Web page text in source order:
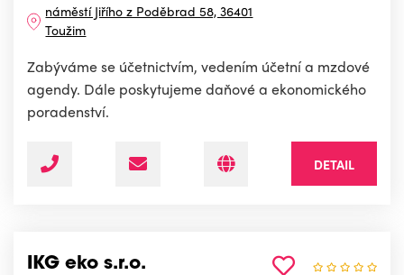
náměstí Jiřího z Poděbrad 58, 36401
Toužim
Zabýváme se účetnictvím, vedením účetní a mzdové
agendy. Dále poskytujeme daňové a ekonomického
poradenství.
DETAIL
IKG eko s.r.o.